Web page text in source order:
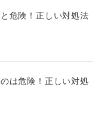
危険！正しい対処法
は危険！正しい対処